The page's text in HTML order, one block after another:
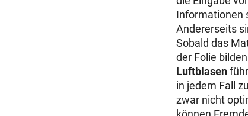
Informationen
Andererseits
Sobald das
der Folie
Luftblasen
in jedem Fall
zwar nicht